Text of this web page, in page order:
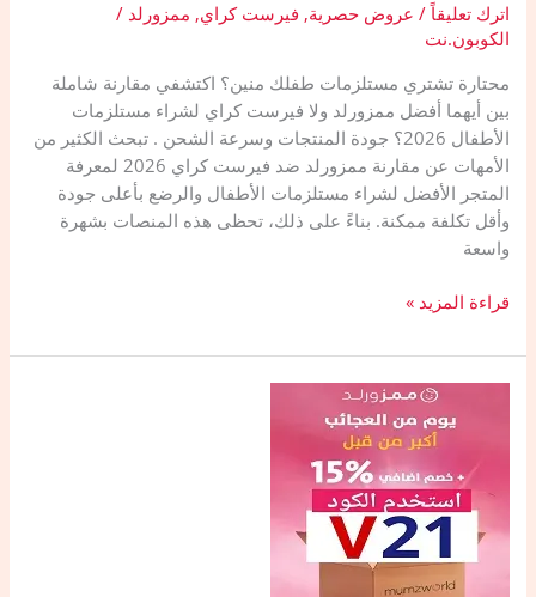
اترك تعليقاً / عروض حصرية, فيرست كراي, ممزورلد /
الكوبون.نت
محتارة تشتري مستلزمات طفلك منين؟ اكتشفي مقارنة شاملة
بين أيهما أفضل ممزورلد ولا فيرست كراي لشراء مستلزمات
الأطفال 2026؟ جودة المنتجات وسرعة الشحن . ​تبحث الكثير من
الأمهات عن مقارنة ممزورلد ضد فيرست كراي 2026 لمعرفة
المتجر الأفضل لشراء مستلزمات الأطفال والرضع بأعلى جودة
وأقل تكلفة ممكنة. بناءً على ذلك، تحظى هذه المنصات بشهرة
واسعة
أيهما
ممزورلد
ولا
لشراء
مستلزمات
الأطفال
2026؟
قراءة المزيد »